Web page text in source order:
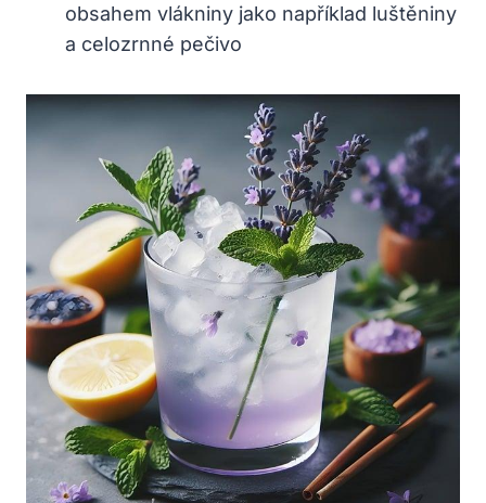
obsahem vlákniny⁣ jako ‍například luštěniny‌
a ⁢celozrnné pečivo